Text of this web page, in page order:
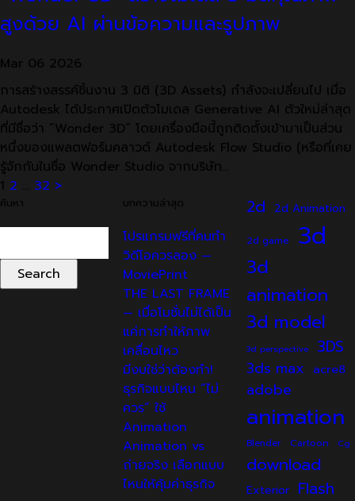
สูงด้วย AI ผ่านข้อความและรูปภาพ
Mar 06 2026
การสร้างสรรค์ชิ้นงาน 3 มิติ (3D Assets) กำลังจะเปลี่ยนไป เมื่อ
Autodesk ได้ประกาศเปิดตัวโมเดล Generative AI ตัวใหม่ล่าสุด
ที่มีชื่อว่า “Wonder 3D” โดยเครื่องมือนี้ถูกติดตั้งเข้ามาเป็นส่วน
หนึ่งของแพลตฟอร์มคลาวด์ Autodesk Flow Studio (หรือที่เคย
รู้จักกันในชื่อ Wonder Studio จากบริษัท…
Posts
1 2 32 >
ค้นหา
for:
บทความล่าสุด
โปรแกรมฟรีที่คนทำ
วิดีโอควรลอง —
MoviePrint
THE LAST FRAME
— เมื่อโมชั่นไม่ได้เป็น
แค่การทำให้ภาพ
เคลื่อนไหว
มีงบใช่ว่าต้องทำ!
ธุรกิจแบบไหน “ไม่
ควร” ใช้
Animation
Animation vs
ถ่ายจริง เลือกแบบ
ไหนให้คุ้มค่าธุรกิจ
2d 2d Animation
2d game 3d
3d
animation
3d model
3d perspective 3DS
3ds max acre8
adobe
animation
Blender Cartoon Cg
download
Exterior Flash